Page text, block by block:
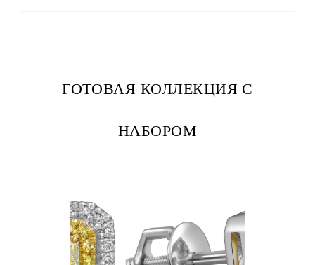
ГОТОВАЯ КОЛЛЕКЦИЯ С
НАБОРОМ